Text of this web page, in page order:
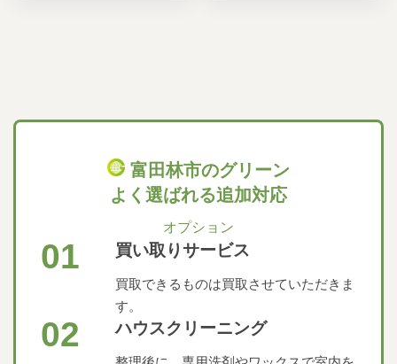
富田林市のグリーン
よく選ばれる追加対応
オプション
01 買い取りサービス
買取できるものは買取させていただきま
す。
02 ハウスクリーニング